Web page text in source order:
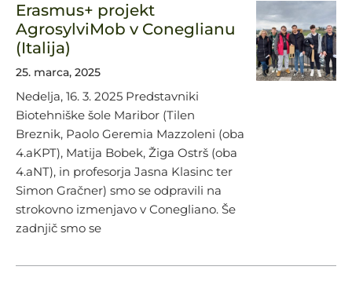
Erasmus+ projekt
AgrosylviMob v Coneglianu
(Italija)
25. marca, 2025
Nedelja, 16. 3. 2025 Predstavniki
Biotehniške šole Maribor (Tilen
Breznik, Paolo Geremia Mazzoleni (oba
4.aKPT), Matija Bobek, Žiga Ostrš (oba
4.aNT), in profesorja Jasna Klasinc ter
Simon Gračner) smo se odpravili na
strokovno izmenjavo v Conegliano. Še
zadnjič smo se